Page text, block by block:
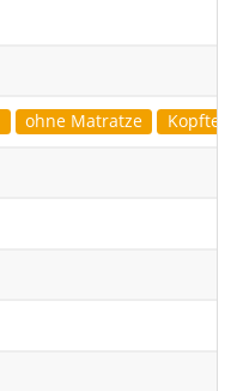
ohne Matratze Kopfteil